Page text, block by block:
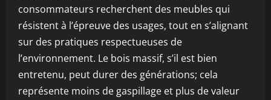
consommateurs recherchent des meubles qui
résistent à l’épreuve des usages, tout en s’alignant
sur des pratiques respectueuses de
l’environnement. Le bois massif, s’il est bien
entretenu, peut durer des générations; cela
représente moins de gaspillage et plus de valeur